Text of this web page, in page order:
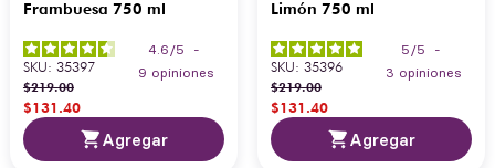
Frambuesa 750 ml
4.6 /5
-
9 opiniones
SKU: 35397
$219.00
$131.40
Agregar
Limón 750 ml
5 /5
-
3 opiniones
SKU: 35396
$219.00
$131.40
Agregar